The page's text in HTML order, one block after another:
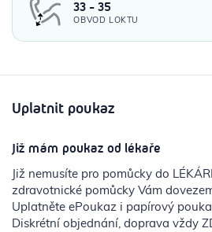
33 - 35
OBVOD LOKTU
Uplatnit poukaz
Již mám poukaz od lékaře
Již nemusíte pro pomůcky do
zdravotnické pomůcky Vám
Uplatněte ePoukaz i papírový
Diskrétní objednání, doprava vždy